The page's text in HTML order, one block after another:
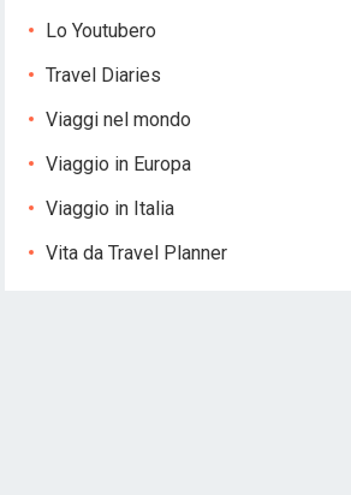
Lo Youtubero
Travel Diaries
Viaggi nel mondo
Viaggio in Europa
Viaggio in Italia
Vita da Travel Planner